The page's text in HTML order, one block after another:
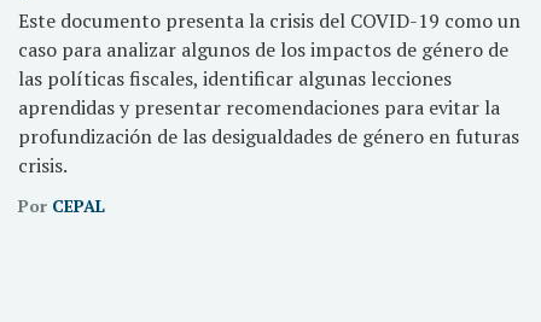
Este documento presenta la crisis del COVID-19 como un
caso para analizar algunos de los impactos de género de
las políticas fiscales, identificar algunas lecciones
aprendidas y presentar recomendaciones para evitar la
profundización de las desigualdades de género en futuras
crisis.
Por CEPAL